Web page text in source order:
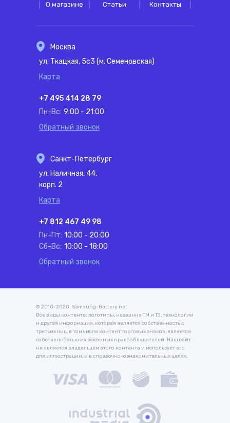
О магазине Статьи Контакты
Москва
ул. Ткацкая, 5с3 (м. Семеновская)
Карта
+7 495 414 28 79
Пн-Вс: 9:00 - 21:00
Обратный звонок
Санкт-Петербург
ул. Наличная, 44,
корп. 2
Карта
+7 812 467 49 98
Пн-Пт: 10:00 - 20:00
Сб-Вс: 10:00 - 18:00
Обратный звонок
© 2010-2020. Samsung-Battery.net
Все виды контента: логотипы, названия ТМ и ТЗ, технологии
и другая информация, которая является собственностью
третьих лиц, в том числе контент торговых знаков, является
собственностью их законных правообладателей. Наш сайт
не является владельцем этого контента и использует его
для иллюстрации, и в справочно-ознакомительных целях.